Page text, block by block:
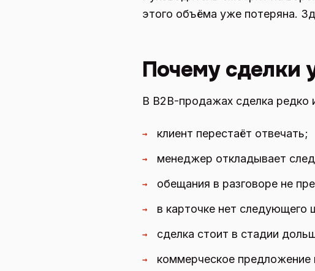
этого объёма уже потеряна.
Почему сделки
В B2B-продажах сделка редко
→ клиент перестаёт отвечать;
→ менеджер откладывает
→ обещания в разговоре не
→ в карточке нет следующего
→ сделка стоит в стадии
→ коммерческое предложение